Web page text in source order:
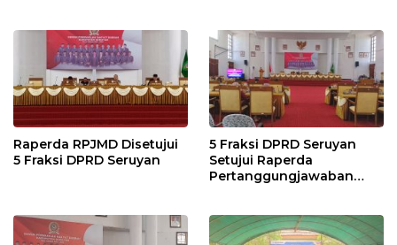
Raperda RPJMD Disetujui
5 Fraksi DPRD Seruyan
5 Fraksi DPRD Seruyan
Setujui Raperda
Pertanggungjawaban